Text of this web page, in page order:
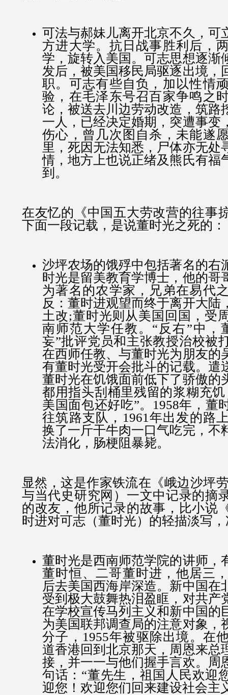
可法与郝妹儿离开北京不久，可
方进大学。抗日战事胜利后，
学，旋转入美国。可志思想逐渐
发后，被美国移民局驱逐出境，
职。可志有些自负，加以性情
验，在毛泽东号召百家争鸣之
论，被送去川边劳动改造，筑路
一人，已经决定婚期，突遭事变
伤心，曾几次图自杀，未能遂
里，死因无法知悉，尸体亦无处
情，地方上也说正绪及熊氏有福
到。
在友忆的《中国五大劳改营的往事
下面一段记载，是说董时光之死的：
沙坪农场的饿殍中包括著名的右
时光是留美教育学博士，他的哥
为著名的农学家，兄弟在易代
反：董时进观望而终于离开大陆
土改;董时光则从美国回国，受
南师范大学任教。“反右”中，
妄”批评党员和主张教授治校被
在西师任教、与董时光为朋友的
有董时光受开会批斗的记载。遣
董时光在饥饿面前低下了骄傲的
都用指头刮桶里残留的浆糊充
美国面包还好吃”。1958年，董
往筑路支队，1961年出发的路
换了一斤干牛肉一口气吃完，不
法消化，肠梗阻暴毙。
显然，这是作家铁流在《峨边沙坪
与当代史研究网）一文中记录的摘
的改友，他所记录的故事，比小说
时进对可志（董时光）的轻描淡写
董时光是西南师范学院的讲师，
董时恒、二哥董时进，他居三
后去美国西海岸深造。新中国在
受到极大鼓舞热泪盈眶，对共产
在学校宣传马列主义和新中国的
为美国联邦调查局的注意对象，
分子，1955年被驱除出境。在
道香港回到北京那天，周恩来总
接，并一一与他们握手言欢。周
句话：“董先生，祖国人民欢迎
迎您！欢迎您们回来建设社会主